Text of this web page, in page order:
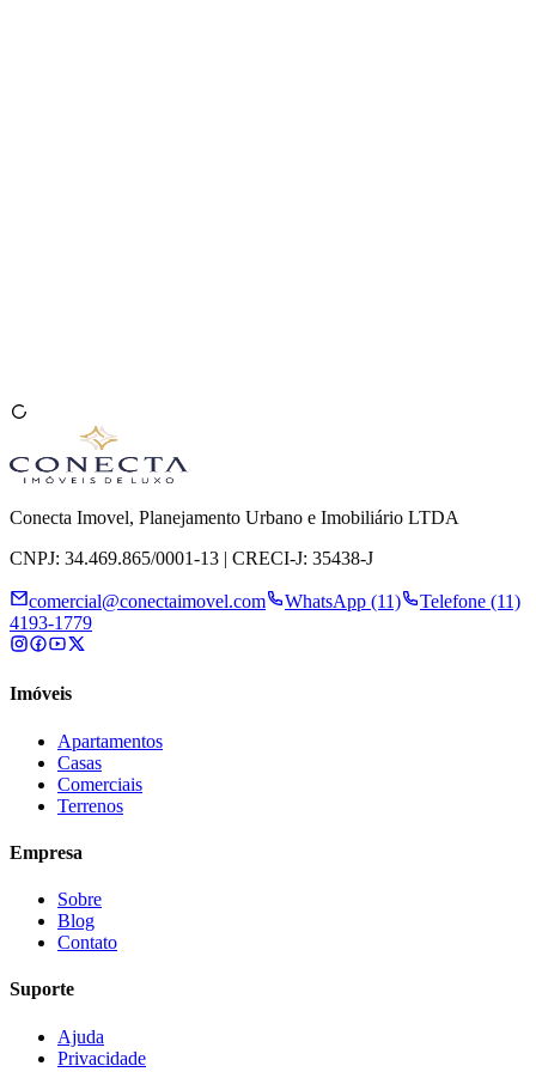
Conecta Imovel, Planejamento Urbano e Imobiliário LTDA
CNPJ: 34.469.865/0001-13 | CRECI-J: 35438-J
comercial@conectaimovel.com WhatsApp (11)
Telefone (11)
4193-1779
Imóveis
Apartamentos
Casas
Comerciais
Terrenos
Empresa
Sobre
Blog
Contato
Suporte
Ajuda
Privacidade